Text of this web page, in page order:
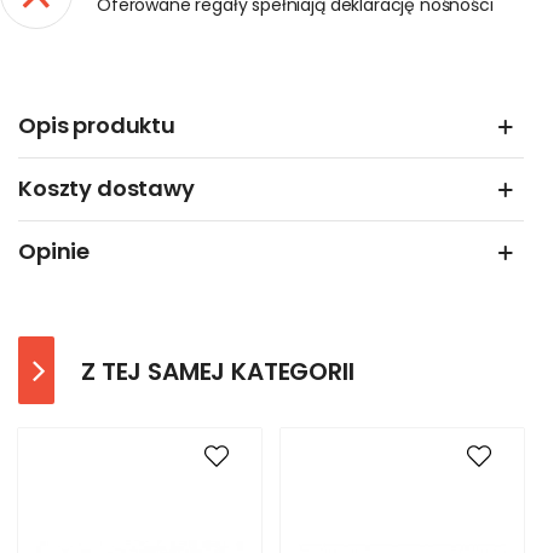
Oferowane regały spełniają deklarację nośności
Opis produktu
Koszty dostawy
Opinie
Z TEJ SAMEJ KATEGORII